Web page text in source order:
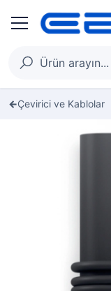
Çevirici ve Kablolar